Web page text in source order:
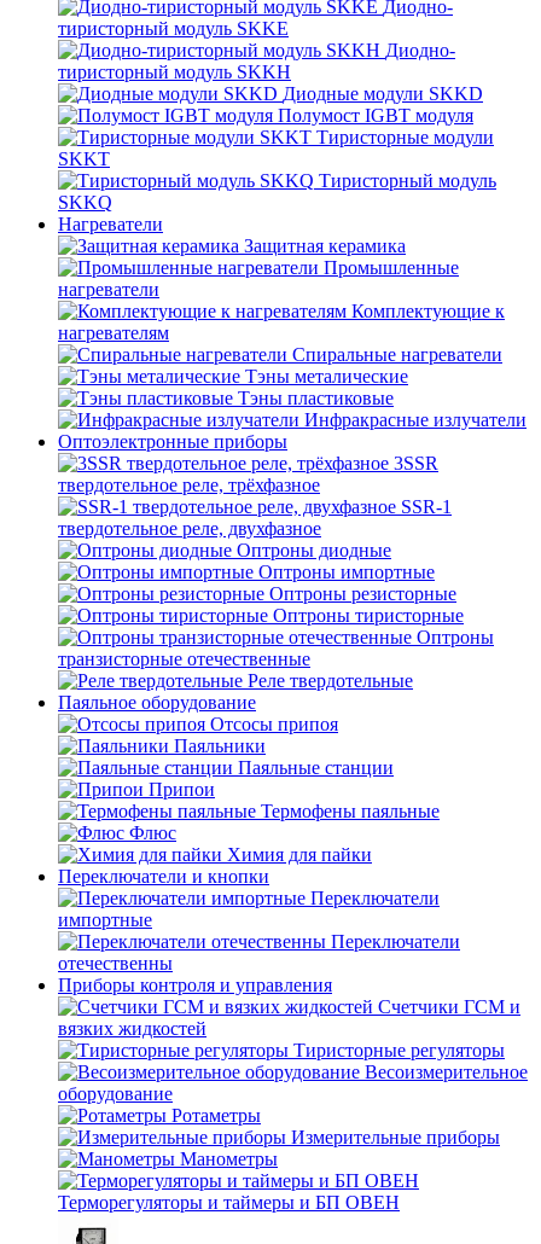
Диодно-
тиристорный модуль SKKE
Диодно-
тиристорный модуль SKKH
Диодные модули SKKD
Полумост IGBT модуля
Тиристорные модули
SKKT
Тиристорный модуль
SKKQ
Нагреватели
Защитная керамика
Промышленные
нагреватели
Комплектующие к
нагревателям
Спиральные нагреватели
Тэны металические
Тэны пластиковые
Инфракрасные излучатели
Оптоэлектронные приборы
3SSR
твердотельное реле, трёхфазное
SSR-1
твердотельное реле, двухфазное
Оптроны диодные
Оптроны импортные
Оптроны резисторные
Оптроны тиристорные
Оптроны
транзисторные отечественные
Реле твердотельные
Паяльное оборудование
Отсосы припоя
Паяльники
Паяльные станции
Припои
Термофены паяльные
Флюс
Химия для пайки
Переключатели и кнопки
Переключатели
импортные
Переключатели
отечественны
Приборы контроля и управления
Счетчики ГСМ и
вязких жидкостей
Тиристорные регуляторы
Весоизмерительное
оборудование
Ротаметры
Измерительные приборы
Манометры
Терморегуляторы и таймеры и БП ОВЕН